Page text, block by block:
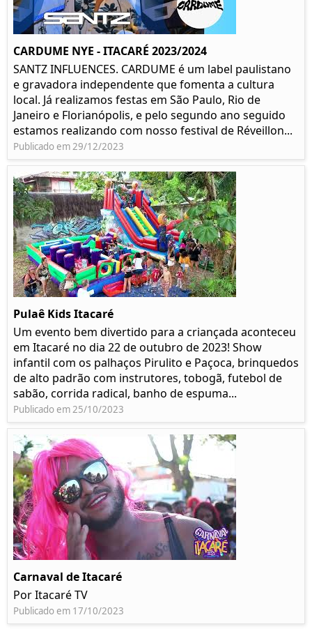
CARDUME NYE - ITACARÉ 2023/2024
SANTZ INFLUENCES. CARDUME é um label paulistano
e gravadora independente que fomenta a cultura
local. Já realizamos festas em São Paulo, Rio de
Janeiro e Florianópolis, e pelo segundo ano seguido
estamos realizando com nosso festival de Réveillon...
Publicado em 29/12/2023
Pulaê Kids Itacaré
Um evento bem divertido para a criançada aconteceu
em Itacaré no dia 22 de outubro de 2023! Show
infantil com os palhaços Pirulito e Paçoca, brinquedos
de alto padrão com instrutores, tobogã, futebol de
sabão, corrida radical, banho de espuma...
Publicado em 25/10/2023
Carnaval de Itacaré
Por Itacaré TV
Publicado em 17/10/2023